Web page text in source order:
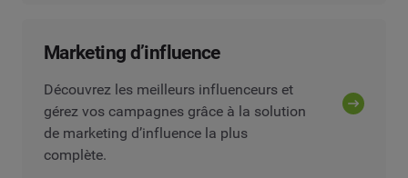
Marketing d’influence
Découvrez les meilleurs influenceurs et
gérez vos campagnes grâce à la solution
de marketing d’influence la plus
complète.